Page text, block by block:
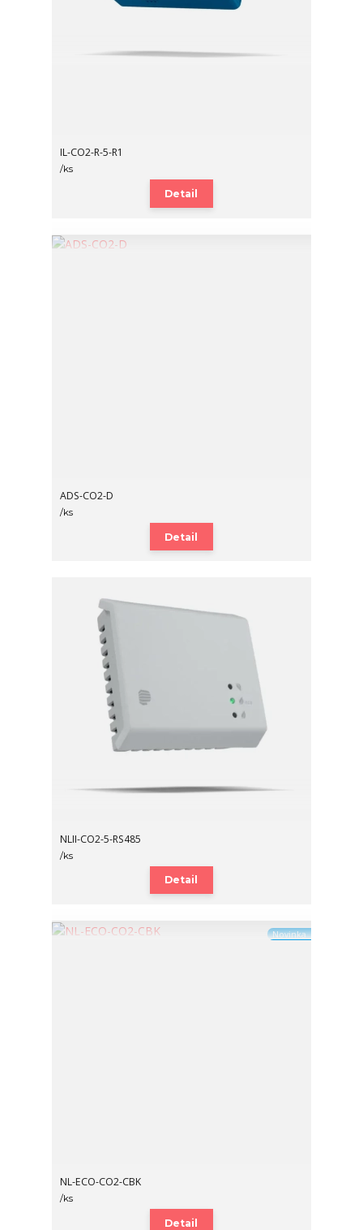
IL-CO2-R-5-R1
/ks
Detail
ADS-CO2-D
/ks
Detail
NLII-CO2-5-RS485
/ks
Detail
Novinka
NL-ECO-CO2-CBK
/ks
Detail